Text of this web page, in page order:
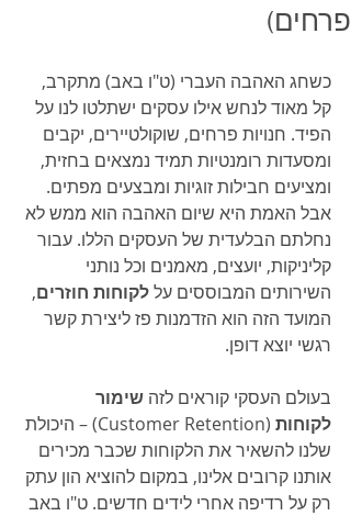
פרחים)
כשחג האהבה העברי (ט"ו באב) מתקרב,
קל מאוד לנחש אילו עסקים ישתלטו לנו על
הפיד. חנויות פרחים, שוקולטיירים, יקבים
ומסעדות רומנטיות תמיד נמצאים בחזית,
ומציעים חבילות זוגיות ומבצעים מפתים.
אבל האמת היא שיום האהבה הוא ממש לא
נחלתם הבלעדית של העסקים הללו. עבור
קליניקות, יועצים, מאמנים וכל נותני
השירותים המבוססים על לקוחות חוזרים,
המועד הזה הוא הזדמנות פז ליצירת קשר
רגשי יוצא דופן.
בעולם העסקי קוראים לזה שימור
לקוחות
(Customer Retention) – היכולת
שלנו להשאיר את הלקוחות שכבר מכירים
אותנו קרובים אלינו, במקום להוציא הון עתק
רק על רדיפה אחרי לידים חדשים. ט"ו באב